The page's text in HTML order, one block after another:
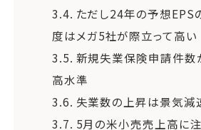
3.4. ただし24年の予想EPS
度はメガ5社が際立って高い
3.5. 新規失業保険申請件数
高水準
3.6. 失業数の上昇は景気減
3.7. 5月の米小売売上高に